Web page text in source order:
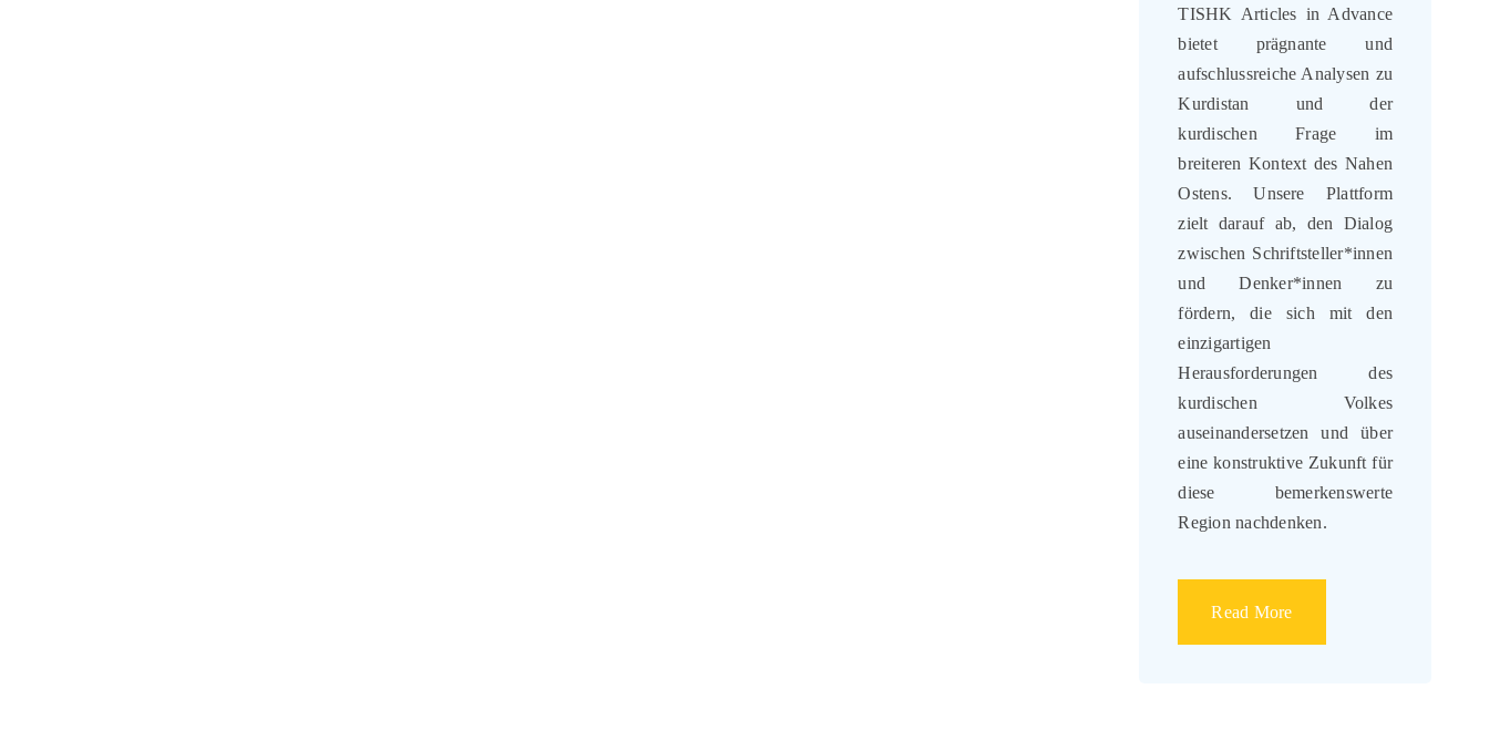
TISHK Articles in Advance
bietet prägnante und
aufschlussreiche Analysen zu
Kurdistan und der
kurdischen Frage im
breiteren Kontext des Nahen
Ostens. Unsere Plattform
zielt darauf ab, den Dialog
zwischen Schriftsteller*innen
und Denker*innen zu
fördern, die sich mit den
einzigartigen
Herausforderungen des
kurdischen Volkes
auseinandersetzen und über
eine konstruktive Zukunft für
diese bemerkenswerte
Region nachdenken.
Read More